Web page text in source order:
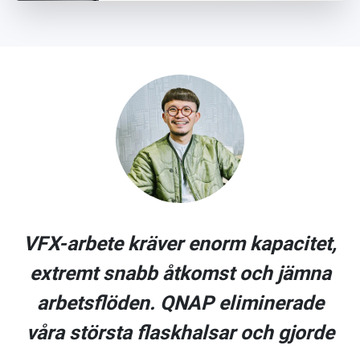
VFX-arbete kräver enorm kapacitet,
extremt snabb åtkomst och jämna
arbetsflöden. QNAP eliminerade
våra största flaskhalsar och gjorde